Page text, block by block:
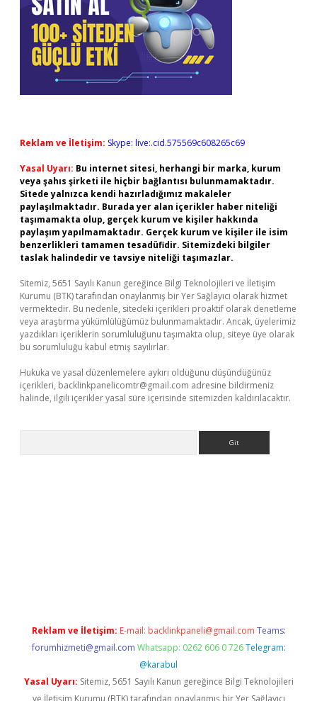
Reklam ve İletişim: Skype: live:.cid.575569c608265c69
Yasal Uyarı: Bu internet sitesi, herhangi bir marka, kurum
veya şahıs şirketi ile hiçbir bağlantısı bulunmamaktadır.
Sitede yalnızca kendi hazırladığımız makaleler
paylaşılmaktadır. Burada yer alan içerikler haber niteliği
taşımamakta olup, gerçek kurum ve kişiler hakkında
paylaşım yapılmamaktadır. Gerçek kurum ve kişiler ile isim
benzerlikleri tamamen tesadüfidir. Sitemizdeki bilgiler
taslak halindedir ve tavsiye niteliği taşımazlar.
Sitemiz, 5651 Sayılı Kanun gereğince Bilgi Teknolojileri ve İletişim
Kurumu (BTK) tarafından onaylanmış bir Yer Sağlayıcı olarak hizmet
vermektedir. Bu nedenle, sitedeki içerikleri proaktif olarak denetleme
veya araştırma yükümlülüğümüz bulunmamaktadır. Ancak, üyelerimiz
yazdıkları içeriklerin sorumluluğunu taşımakta olup, siteye üye olarak
bu sorumluluğu kabul etmiş sayılırlar.
Hukuka ve yasal düzenlemelere aykırı olduğunu düşündüğünüz
içerikleri, backlinkpanelicomtr@gmail.com adresine bildirmeniz
halinde, ilgili içerikler yasal süre içerisinde sitemizden kaldırılacaktır.
Reklam ve İletişim: E-mail: backlinkpaneli@gmail.com Teams:
forumhizmeti@gmail.com Whatsapp: 0262 606 0 726 Telegram:
@karabul
Yasal Uyarı: Sitemiz, 5651 Sayılı Kanun gereğince Bilgi Teknolojileri
ve İletişim Kurumu (BTK) tarafından onaylanmış bir Yer Sağlayıcı